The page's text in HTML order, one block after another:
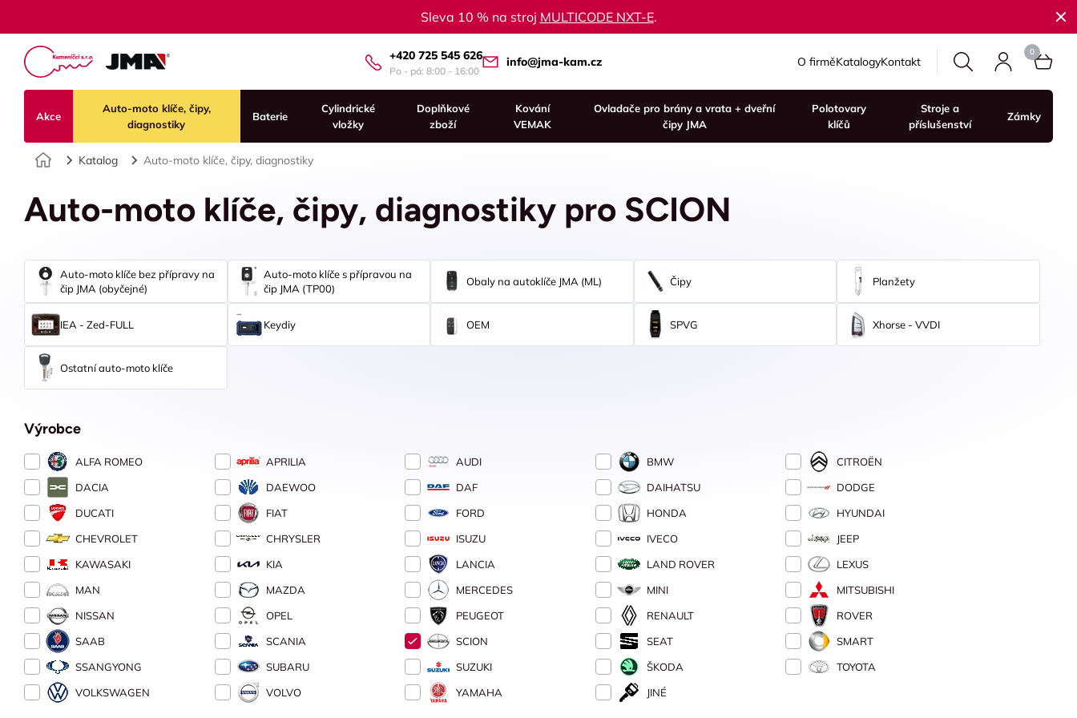
Sleva 10 % na stroj MULTICODE NXT-E.
+420 725 545 626
Po - pá: 8:00 - 16:00
info@jma-kam.cz O firměKatalogyKontakt
Akce
Auto-moto klíče, čipy,
diagnostiky
Baterie
Cylindrické
vložky
Doplňkové
zboží
Kování
VEMAK
Ovladače pro brány a vrata + dveřní
čipy JMA
Polotovary
klíčů
Stroje a
příslušenství
Zámky
Úvod
Katalog Auto-moto klíče, čipy, diagnostiky
Auto-moto klíče, čipy, diagnostiky pro SCION
Auto-moto klíče bez přípravy na
čip JMA (obyčejné)
Auto-moto klíče s přípravou na
čip JMA (TP00)
Obaly na autoklíče JMA (ML) Čipy Planžety
IEA - Zed-FULL Keydiy OEM SPVG Xhorse - VVDI
Ostatní auto-moto klíče
Výrobce
ALFA ROMEO APRILIA AUDI BMW
CITROËN
DACIA
DAEWOO DAF DAIHATSU
DODGE
DUCATI
FIAT FORD HONDA
HYUNDAI
CHEVROLET
CHRYSLER ISUZU IVECO
JEEP
KAWASAKI
KIA LANCIA LAND ROVER
LEXUS
MAN
MAZDA MERCEDES MINI
MITSUBISHI
NISSAN
OPEL PEUGEOT RENAULT
ROVER
SAAB
SCANIA SCION SEAT
SMART
SSANGYONG
SUBARU SUZUKI ŠKODA
TOYOTA
VOLKSWAGEN
VOLVO YAMAHA JINÉ